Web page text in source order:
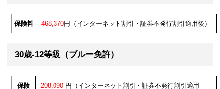
保険料 468,370円（インターネット割引・証券不発行割引適用後）
30歳-12等級（ブルー免許）
保険
208,090 円（インターネット割引・証券不発行割引適用